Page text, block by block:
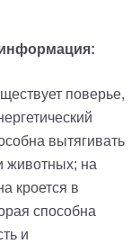
поверье,
вытягивать
животных; на
кроется в
способна
и